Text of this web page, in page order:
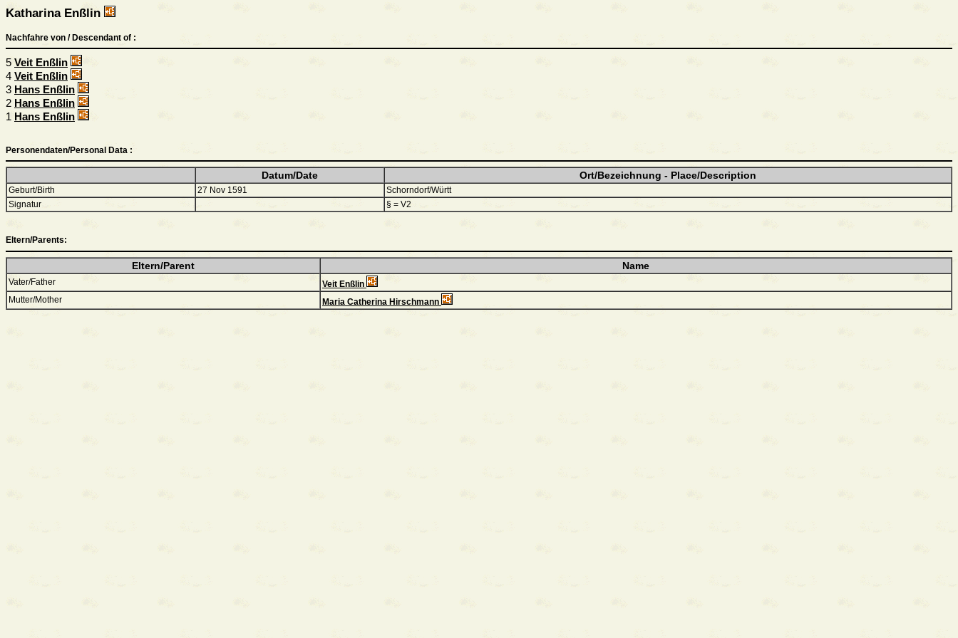
Katharina Enßlin
Nachfahre von / Descendant of :
5 Veit Enßlin
4 Veit Enßlin
3 Hans Enßlin
2 Hans Enßlin
1 Hans Enßlin
Personendaten/Personal Data :
Datum/Date Ort/Bezeichnung - Place/Description
Geburt/Birth 27 Nov 1591
Schorndorf/Württ
Signatur
§ = V2
Eltern/Parents:
Eltern/Parent Name
Vater/Father
Veit Enßlin
Mutter/Mother
Maria Catherina Hirschmann